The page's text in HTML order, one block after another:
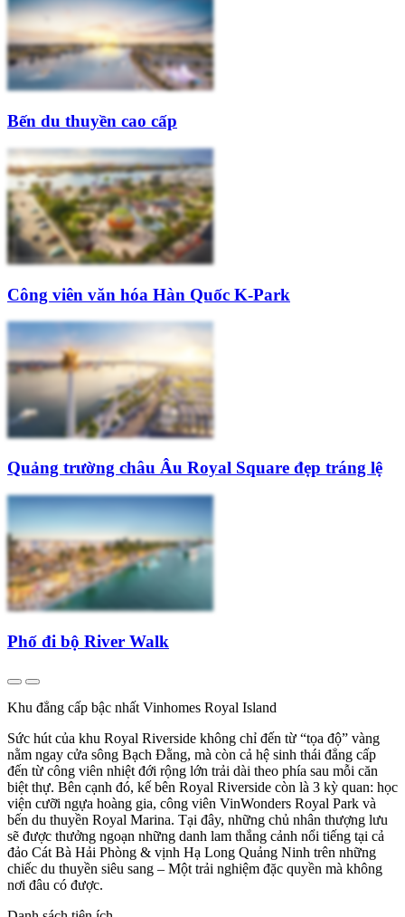
Bến du thuyền cao cấp
Công viên văn hóa Hàn Quốc K-Park
Quảng trường châu Âu Royal Square đẹp tráng lệ
Phố đi bộ River Walk
Khu đẳng cấp bậc nhất Vinhomes Royal Island
Sức hút của khu Royal Riverside không chỉ đến từ “tọa độ” vàng
nằm ngay cửa sông Bạch Đằng, mà còn cả hệ sinh thái đẳng cấp
đến từ công viên nhiệt đới rộng lớn trải dài theo phía sau mỗi căn
biệt thự. Bên cạnh đó, kế bên Royal Riverside còn là 3 kỳ quan: học
viện cưỡi ngựa hoàng gia, công viên VinWonders Royal Park và
bến du thuyền Royal Marina. Tại đây, những chủ nhân thượng lưu
sẽ được thưởng ngoạn những danh lam thắng cảnh nổi tiếng tại cả
đảo Cát Bà Hải Phòng & vịnh Hạ Long Quảng Ninh trên những
chiếc du thuyền siêu sang – Một trải nghiệm đặc quyền mà không
nơi đâu có được.